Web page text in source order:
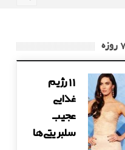
۱۱ رژیم
غذایی
عجیب
سلبریتی‌ها